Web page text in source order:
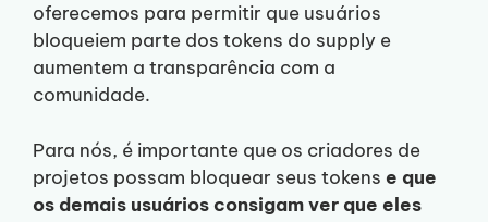
oferecemos para permitir que usuários
bloqueiem parte dos tokens do supply e
aumentem a transparência com a
comunidade.
Para nós, é importante que os criadores de
projetos possam bloquear seus tokens e que
os demais usuários consigam ver que eles